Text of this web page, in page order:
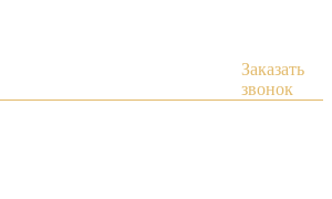
Заказать
звонок